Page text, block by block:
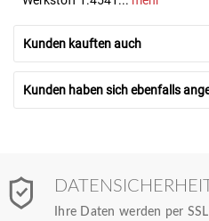
Kunden kauften auch
Kunden haben sich ebenfalls
DATENSICHERHEIT
Ihre Daten werden per